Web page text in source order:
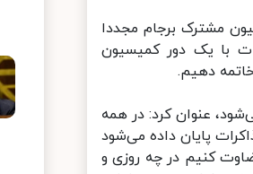
مشترک برجام مجددا
با یک دور کمیسیون
دهیم.
عنوان کرد: در همه
پایان داده می‌شود
کنیم در چه روزی و